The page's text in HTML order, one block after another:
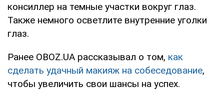
консиллер на темные участки вокруг глаз.
Также немного осветлите внутренние уголки
глаз.
Ранее OBOZ.UA рассказывал о том, как
сделать удачный макияж на собеседование,
чтобы увеличить свои шансы на успех.